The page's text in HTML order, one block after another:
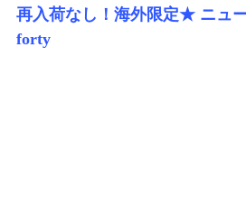
再入荷なし！海外限定★ ニュ
forty